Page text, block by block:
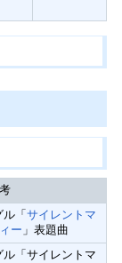
「 サイレントマ
ー 」表題曲
ル「サイレントマ